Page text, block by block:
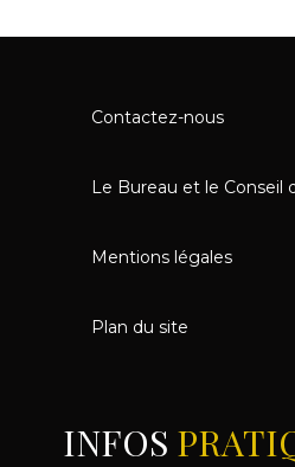
Contactez-nous
Le Bureau et le Conseil
Mentions légales
Plan du site
INFOS